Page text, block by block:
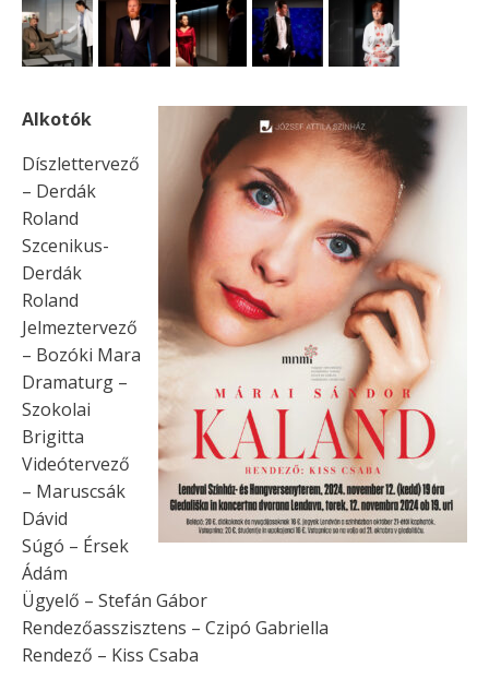
Alkotók
Díszlettervező
– Derdák
Roland
Szcenikus-
Derdák
Roland
Jelmeztervező
– Bozóki Mara
Dramaturg –
Szokolai
Brigitta
Videótervező
– Maruscsák
Dávid
Súgó – Érsek
Ádám
Ügyelő – Stefán Gábor
Rendezőasszisztens – Czipó Gabriella
Rendező – Kiss Csaba